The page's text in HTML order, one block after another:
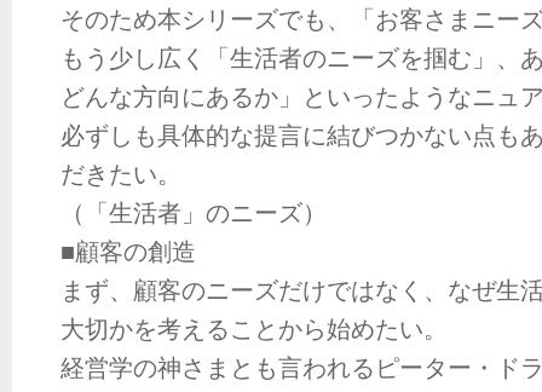
そのため本シリーズでも、「お客さまニー
もう少し広く「生活者のニーズを掴む」、
どんな方向にあるか」といったようなニュ
必ずしも具体的な提言に結びつかない点も
だきたい。
（「生活者」のニーズ）
■顧客の創造
まず、顧客のニーズだけではなく、なぜ生
大切かを考えることから始めたい。
経営学の神さまとも言われるピーター・ド